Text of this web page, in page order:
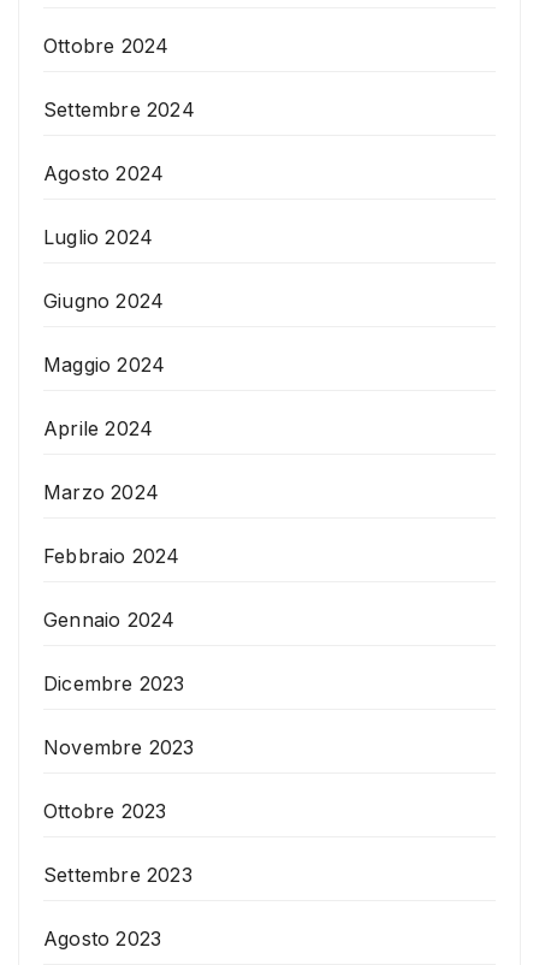
Ottobre 2024
Settembre 2024
Agosto 2024
Luglio 2024
Giugno 2024
Maggio 2024
Aprile 2024
Marzo 2024
Febbraio 2024
Gennaio 2024
Dicembre 2023
Novembre 2023
Ottobre 2023
Settembre 2023
Agosto 2023